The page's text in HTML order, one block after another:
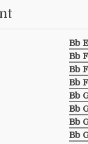
Bb
Bb
Bb
Bb
Bb
Bb
Bb
Bb